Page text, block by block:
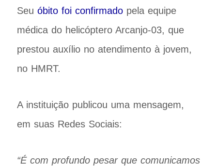
Seu óbito foi confirmado pela equipe
médica do helicóptero Arcanjo-03, que
prestou auxílio no atendimento à jovem,
no HMRT.
A instituição publicou uma mensagem,
em suas Redes Sociais:
“É com profundo pesar que comunicamos